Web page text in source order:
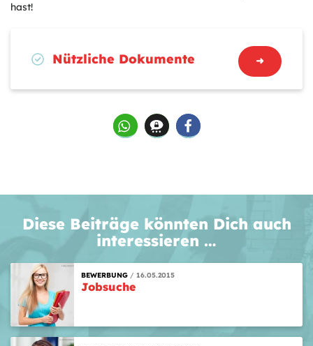
hast!
Nützliche Dokumente
Diese Beiträge könnten Dich auch
interessieren …
BEWERBUNG 16.05.2015
Jobsuche